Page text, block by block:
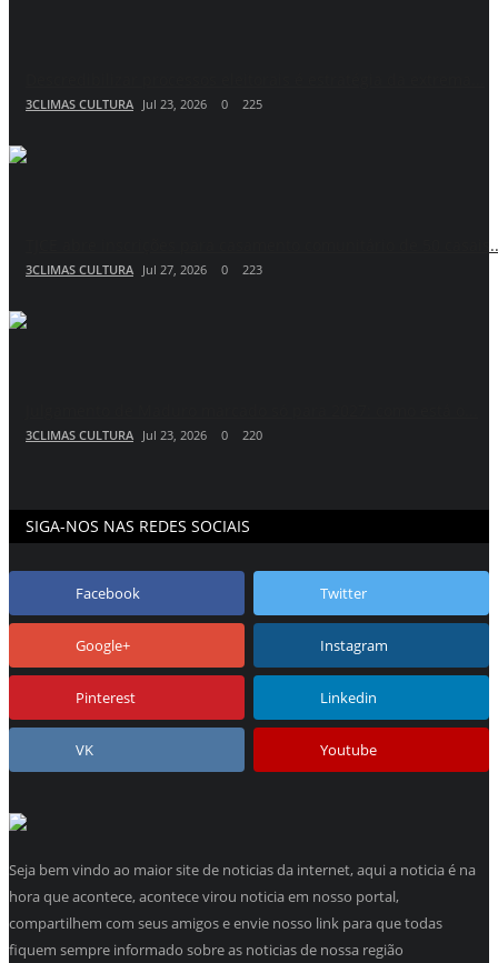
3CLIMAS CULTURA Jul 23, 2026 0 225
TJCE abre inscrições para casamento comunitário de 50
3CLIMAS CULTURA Jul 27, 2026 0 223
3CLIMAS CULTURA Jul 23, 2026 0 220
SIGA-NOS NAS REDES SOCIAIS
Facebook Twitter
Google+ Instagram
Pinterest Linkedin
VK Youtube
Seja bem vindo ao maior site de noticias da internet, aqui a noticia é na
hora que acontece, acontece virou noticia em nosso portal,
compartilhem com seus amigos e envie nosso link para que todas
fiquem sempre informado sobre as noticias de nossa região